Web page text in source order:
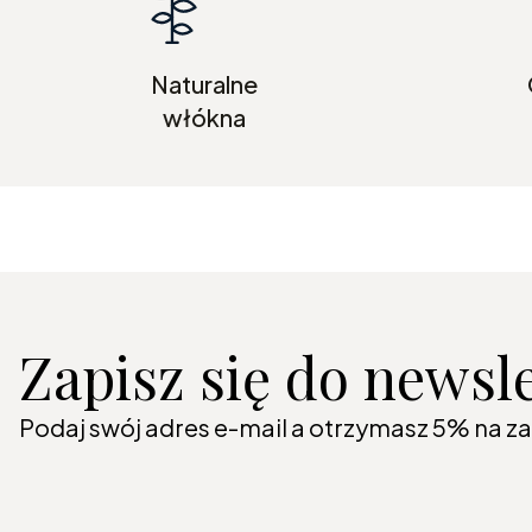
Naturalne
włókna
Zapisz się do
Podaj swój adres e-mail a otrzymasz 5% na